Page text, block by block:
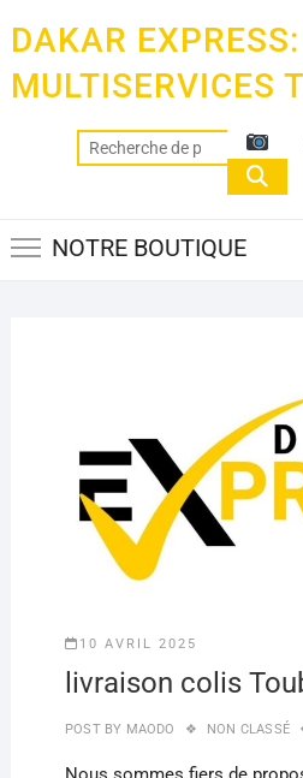
content
DAKAR
MULTISERVICES
pour :
NOTRE BOUTIQUE
10 AVRIL 2025
livraison colis
POST BY MAODO NON CLASSÉ